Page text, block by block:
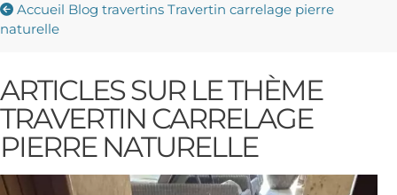
Accueil Blog travertins Travertin carrelage pierre
naturelle
ARTICLES SUR LE THÈME
TRAVERTIN CARRELAGE
PIERRE NATURELLE